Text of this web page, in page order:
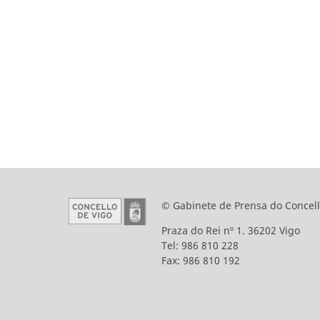
© Gabinete de Prensa do
Praza do Rei nº 1. 36202 Vigo
Tel: 986 810 228
Fax: 986 810 192